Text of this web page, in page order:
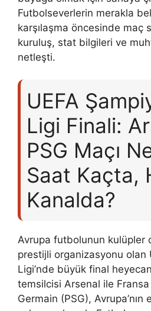
Futbolseverlerin merakla
karşılaşma öncesinde maç
kuruluş, stat bilgileri ve
netleşti.
UEFA
Ligi Finali:
PSG Maçı
Saat Kaçta,
Kanalda?
Avrupa futbolunun kulüpler
prestijli organizasyonu olan
Ligi’nde büyük final
temsilcisi Arsenal ile
Germain (PSG),